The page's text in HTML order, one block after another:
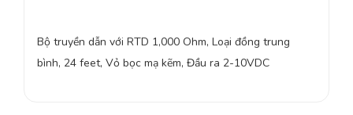
Bộ truyền dẫn với RTD 1,000 Ohm, Loại đồng trung
bình, 24 feet, Vỏ bọc mạ kẽm, Đầu ra 2-10VDC